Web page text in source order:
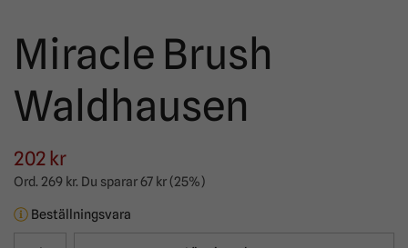
Miracle Brush
Waldhausen
202 kr
Ord. 269 kr. Du sparar67 kr(25%)
Beställningsvara